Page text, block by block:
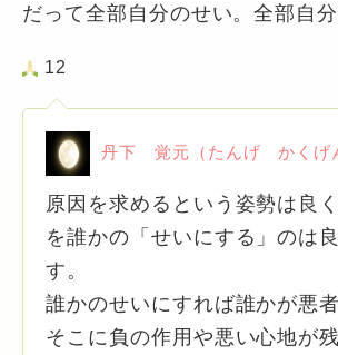
だって全部自分のせい。全部自分
12
丹下 覚元（たんげ かくげ
原因を求めるという姿勢は良
を誰かの「せいにする」のは
す。
誰かのせいにすれば誰かが悪者
そこに負の作用や悪い心地が残